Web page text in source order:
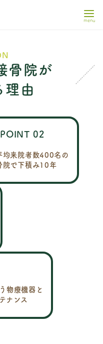
骨院が
理由
POINT 02
均来院者数400名の
院で下積み10年
物療機器と
ナンス